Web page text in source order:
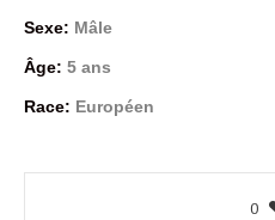
Sexe: Mâle
Âge: 5 ans
Race: Européen
0